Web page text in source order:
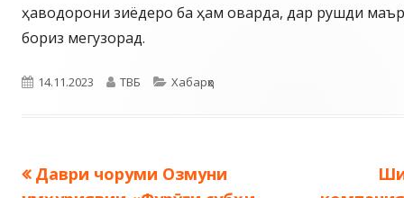
ҳаводорони зиёдеро ба ҳам оварда, дар рушди
бориз мегузорад.
Опубликовано
14.11.2023 Автор
ТВБ Рубрики
Хабарҳо
Навигация
Предыдущая
Даври чоруми Озмуни